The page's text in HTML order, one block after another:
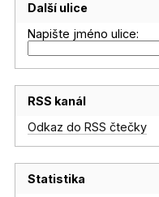
Další ulice
Napište jméno ulice:
RSS kanál
Odkaz do RSS čtečky
Statistika